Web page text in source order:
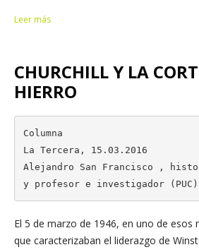
Leer más
CHURCHILL Y LA
HIERRO
Columna
La Tercera, 15.03.2016
Alejandro San Francisco ,
y profesor e investigador (PUC)
El 5 de marzo de 1946, en uno de esos
que caracterizaban el liderazgo de